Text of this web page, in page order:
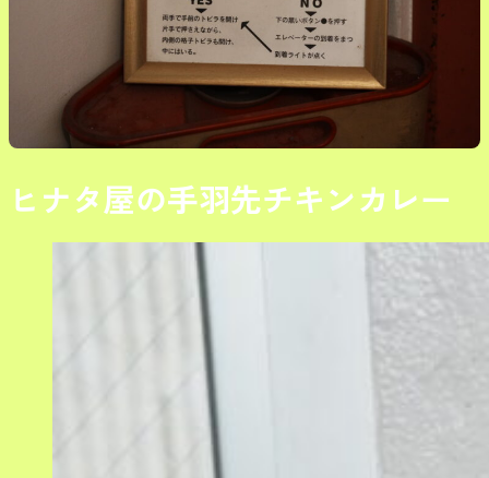
ヒナタ屋の手羽先チキンカレー